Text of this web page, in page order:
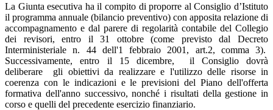
La Giunta esecutiva ha il compito di proporre al Consiglio d’Istituto
il programma annuale (bilancio preventivo) con apposita relazione di
accompagnamento e dal parere di regolarità contabile del Collegio
dei revisori, entro il 31 ottobre (come previsto dal Decreto
Interministeriale n. 44 dell'1 febbraio 2001, art.2, comma 3).
Successivamente, entro il 15 dicembre, il Consiglio dovrà
deliberare gli obiettivi da realizzare e l'utilizzo delle risorse in
coerenza con le indicazioni e le previsioni del Piano dell'offerta
formativa dell'anno successivo, nonché i risultati della gestione in
corso e quelli del precedente esercizio finanziario.